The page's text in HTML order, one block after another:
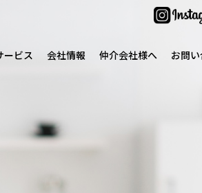
ービス 会社情報 仲介会社様へ お問